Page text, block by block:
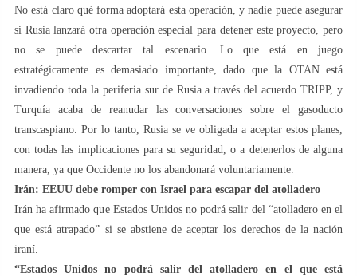
No está claro qué forma adoptará esta operación, y nadie puede asegurar
si Rusia lanzará otra operación especial para detener este proyecto, pero
no se puede descartar tal escenario. Lo que está en juego
estratégicamente es demasiado importante, dado que la OTAN está
invadiendo toda la periferia sur de Rusia a través del acuerdo TRIPP, y
Turquía acaba de reanudar las conversaciones sobre el gasoducto
transcaspiano. Por lo tanto, Rusia se ve obligada a aceptar estos planes,
con todas las implicaciones para su seguridad, o a detenerlos de alguna
manera, ya que Occidente no los abandonará voluntariamente.
Irán: EEUU debe romper con Israel para escapar del atolladero
Irán ha afirmado que Estados Unidos no podrá salir del “atolladero en el
que está atrapado” si se abstiene de aceptar los derechos de la nación
iraní.
“Estados Unidos no podrá salir del atolladero en el que está